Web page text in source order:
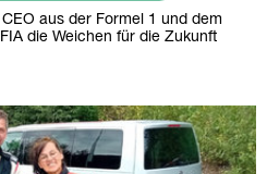
aus der Formel 1 und dem
die Weichen für die Zukunft